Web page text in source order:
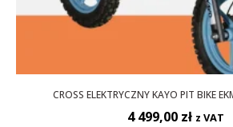
CROSS ELEKTRYCZNY KAYO PIT BIKE
4 499,00 zł z VAT